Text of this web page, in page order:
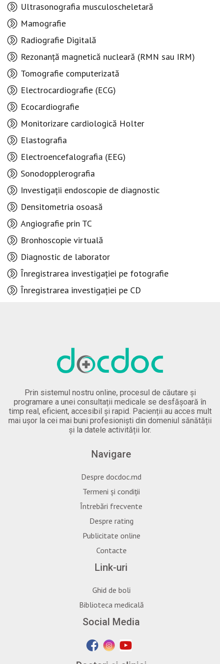
Ultrasonografia musculoscheletară
Mamografie
Radiografie Digitală
Rezonanță magnetică nucleară (RMN sau IRM)
Tomografie computerizată
Electrocardiografie (ECG)
Ecocardiografie
Monitorizare cardiologică Holter
Elastografia
Electroencefalografia (EEG)
Sonodopplerografia
Investigații endoscopie de diagnostic
Densitometria osoasă
Angiografie prin TC
Bronhoscopie virtuală
Diagnostic de laborator
Înregistrarea investigației pe fotografie
Înregistrarea investigației pe CD
Prin sistemul nostru online, procesul de căutare și
programare a unei consultații medicale se desfășoară în
timp real, eficient, accesibil și rapid. Pacienții au acces mult
mai ușor la cei mai buni profesioniști din domeniul sănătății
și la datele activității lor.
Navigare
Despre docdoc.md
Termeni și condiții
Întrebări frecvente
Despre rating
Publicitate online
Contacte
Link-uri
Ghid de boli
Biblioteca medicală
Social Media